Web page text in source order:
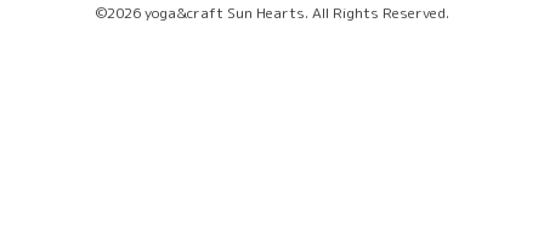
©2026yoga&craft Sun Hearts. All Rights Reserved.